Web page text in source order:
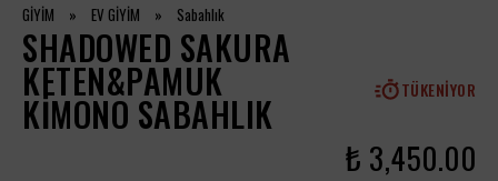
GİYİM » EV GİYİM » Sabahlık
SHADOWED SAKURA
KETEN&PAMUK
KIMONO SABAHLIK TÜKENIYOR
₺ 3,450.00